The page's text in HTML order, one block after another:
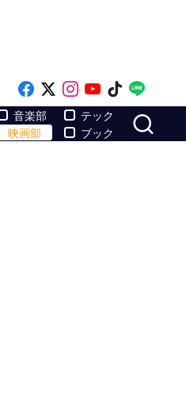
Like on Facebook
Follow on x
Follow on
Follow on
Follow
音楽部
映画部
テック
ブック